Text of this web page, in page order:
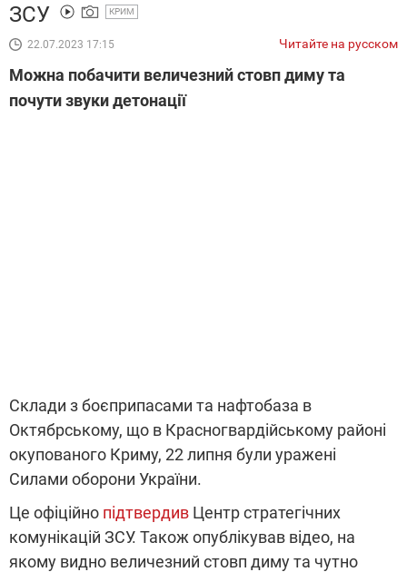
ЗСУ
КРИМ
22.07.2023 17:15 Читайте на русском
Можна побачити величезний стовп диму та
почути звуки детонації
Склади з боєприпасами та нафтобаза в
Октябрському, що в Красногвардійському районі
окупованого Криму, 22 липня були уражені
Силами оборони України.
Це офіційно підтвердив Центр стратегічних
комунікацій ЗСУ. Також опублікував відео, на
якому видно величезний стовп диму та чутно